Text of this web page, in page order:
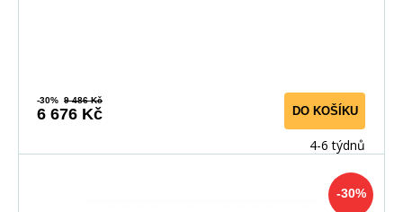
-30% 9 486 Kč
6 676 Kč DO KOŠÍKU
4-6 týdnů
-30%